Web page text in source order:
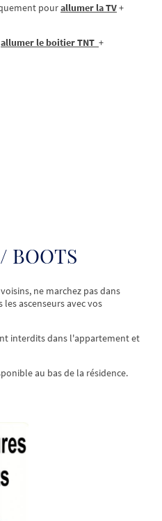
pourallumer la TV+
allumer le boitier TNT +
BOOTS
ne marchez pas dans
ascenseurs avec vos
interdits dans l'appartement et
au bas de la résidence.